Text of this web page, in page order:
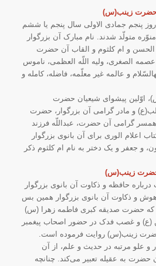
حضرت زینب(س)
پنجم جمادی الاولی سال پنجم یا ششم
متولّد شدند. نام مبارک آن بزرگوار
الحسن و ام کلثوم و القاب آن حضرت
عصمه الصغری، ولیه اللّه العظمی، ناموس
و عالمه غیر معلّمه، فاضله، کامله و
اوّلین پیشوای شیعیان حضرت
و مادر گرامی آن بزرگوار، حضرت
گرامی آن حضرت، عبداللّه فرزند
اعلام الوری برای آن بانوی بزرگوار
و جعفر و یک دختر به نام ام کلثوم ذکر
زینب(س)
حافظه و ذکاوت آن بانوی بزرگوار
و ذکاوت آن بانوی بزرگوار همین بس
که حضرت صدیقه کبری فاطمه زهرا (س)
(ع) و غصب فدک در حضور اصحاب پیغمبر
حضرت زینب(س) روایت فرموده است.
و علو مرتبه در حدیث و علم، از آن
به عقیله تعبیر می‌کند. چنانچه